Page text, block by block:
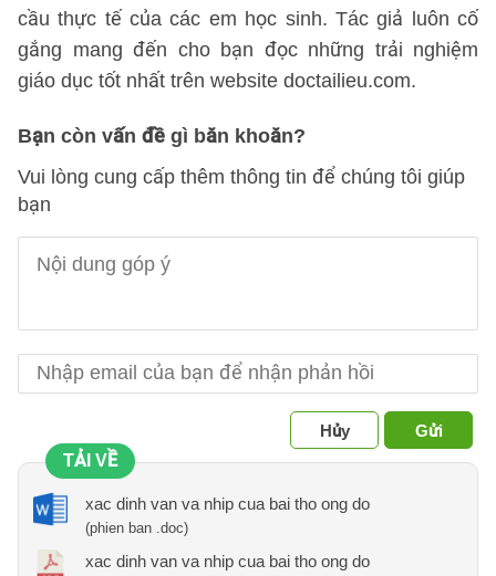
cầu thực tế của các em học sinh. Tác giả luôn cố
gắng mang đến cho bạn đọc những trải nghiệm
giáo dục tốt nhất trên website doctailieu.com.
Bạn còn vấn đề gì băn khoăn?
Vui lòng cung cấp thêm thông tin để chúng tôi giúp
bạn
Hủy
Gửi
TẢI VỀ
xac dinh van va nhip cua bai tho ong do
(phien ban .doc)
xac dinh van va nhip cua bai tho ong do